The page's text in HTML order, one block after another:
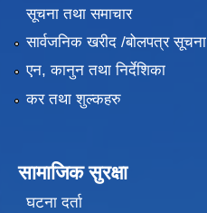
सूचना तथा समाचार
सार्वजनिक खरीद /बोलपत्र सूचना
एन, कानुन तथा निर्देशिका
कर तथा शुल्कहरु
सामाजिक सुरक्षा
घटना दर्ता